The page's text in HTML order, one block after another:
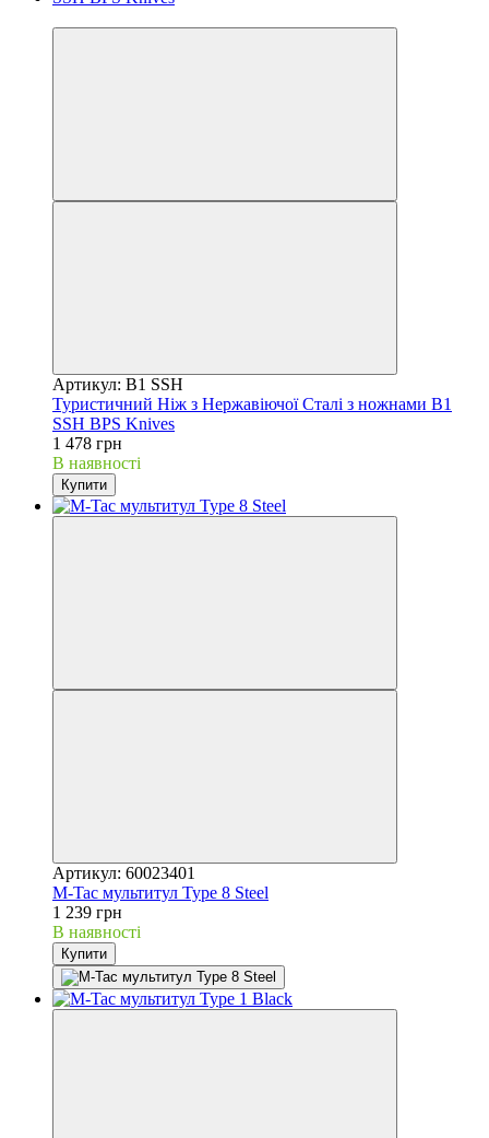
Артикул: B1 SSH
Туристичний Ніж з Нержавіючої Сталі з ножнами B1
SSH BPS Knives
1 478 грн
В наявності
Купити
Артикул: 60023401
M-Tac мультитул Type 8 Steel
1 239 грн
В наявності
Купити